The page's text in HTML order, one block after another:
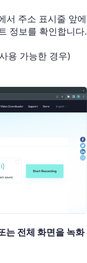
서 주소 표시줄 앞에
정보를 확인합니다.
용 가능한 경우)
는 전체 화면을 녹화